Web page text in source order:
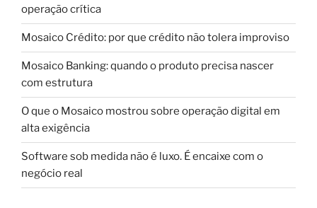
operação crítica
Mosaico Crédito: por que crédito não tolera improviso
Mosaico Banking: quando o produto precisa nascer
com estrutura
O que o Mosaico mostrou sobre operação digital em
alta exigência
Software sob medida não é luxo. É encaixe com o
negócio real